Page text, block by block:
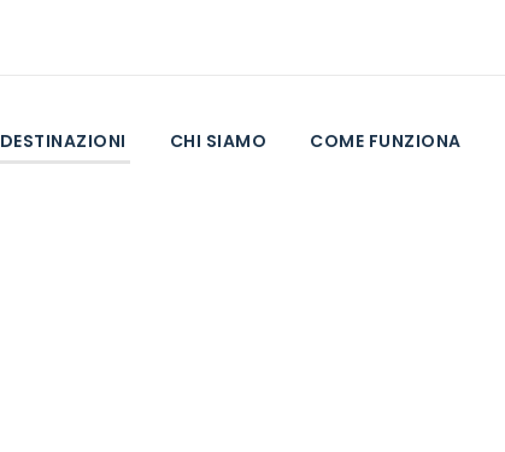
DESTINAZIONI CHI SIAMO COME FUNZIONA